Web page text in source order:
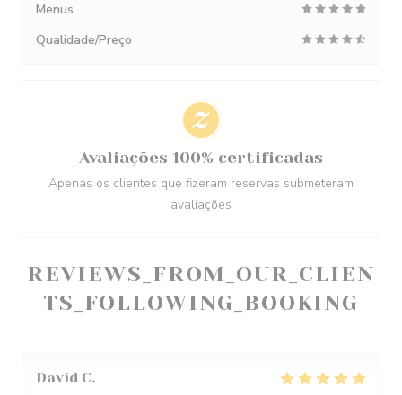
REVIEWS_FROM_OUR_CLIEN
TS_FOLLOWING_BOOKING
David C
Menus
Qualidade/Preço
Avaliações 100% certificadas
Apenas os clientes que fizeram reservas submeteram
avaliações